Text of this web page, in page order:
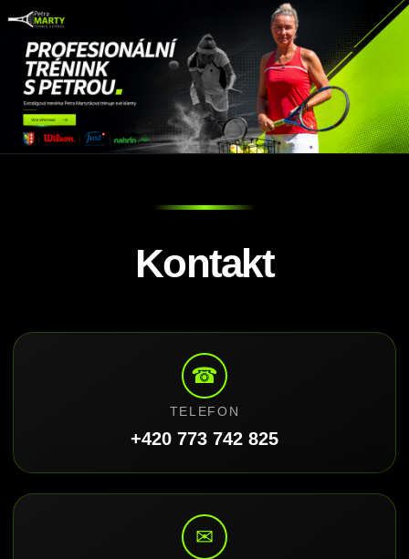
Kontakt
☎
TELEFON
+420 773 742 825
✉